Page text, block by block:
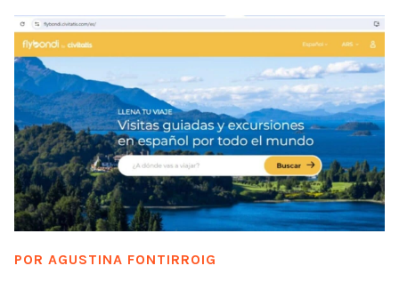
POR AGUSTINA FONTIRROIG